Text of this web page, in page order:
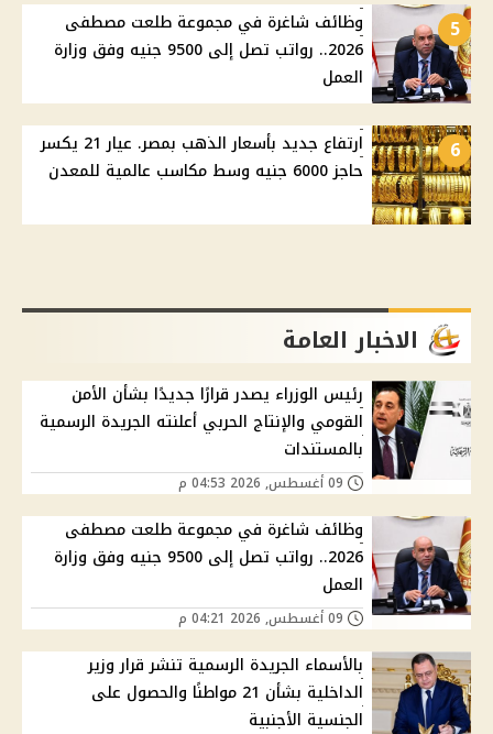
5
وظائف شاغرة في مجموعة طلعت مصطفى
2026.. رواتب تصل إلى 9500 جنيه وفق وزارة
العمل
6
ارتفاع جديد بأسعار الذهب بمصر. عيار 21 يكسر
حاجز 6000 جنيه وسط مكاسب عالمية للمعدن
الاخبار العامة
رئيس الوزراء يصدر قرارًا جديدًا بشأن الأمن
القومي والإنتاج الحربي أعلنته الجريدة الرسمية
بالمستندات
وظائف شاغرة في مجموعة طلعت مصطفى
2026.. رواتب تصل إلى 9500 جنيه وفق وزارة
العمل
بالأسماء الجريدة الرسمية تنشر قرار وزير
الداخلية بشأن 21 مواطنًا والحصول على
الجنسية الأجنبية